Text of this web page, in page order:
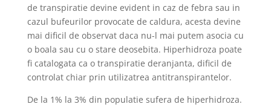
de transpiratie devine evident in caz de febra sau in
cazul bufeurilor provocate de caldura, acesta devine
mai dificil de observat daca nu-l mai putem asocia cu
o boala sau cu o stare deosebita. Hiperhidroza poate
fi catalogata ca o transpiratie deranjanta, dificil de
controlat chiar prin utilizatrea antitranspirantelor.
De la 1% la 3% din populatie sufera de hiperhidroza.